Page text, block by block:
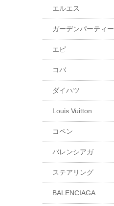
エルエス
ガーデンパーティー
エピ
コバ
ダイハツ
Louis Vuitton
コペン
バレンシアガ
ステアリング
BALENCIAGA